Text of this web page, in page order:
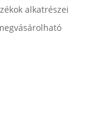
alkatrészei